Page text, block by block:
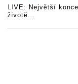
LIVE: Největší
životě...